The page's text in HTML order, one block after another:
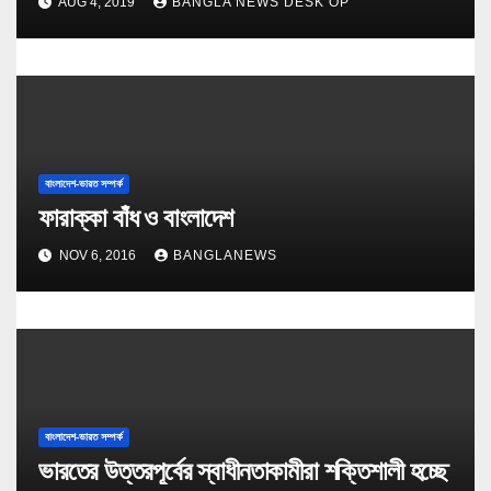
বাংলাদেশ-ভারত সম্পর্ক
ফারাক্কা বাঁধ ও বাংলাদেশ
NOV 6, 2016 BANGLANEWS
বাংলাদেশ-ভারত সম্পর্ক
ভারতের উত্তরপূর্বের স্বাধীনতাকামীরা শক্তিশালী হচ্ছে